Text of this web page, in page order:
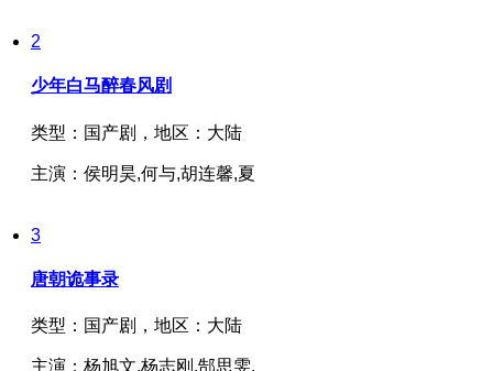
2
少年白马醉春风剧
类型： 国产剧， 地区： 大陆
主演： 侯明昊,何与,胡连馨,夏
3
唐朝诡事录
类型： 国产剧， 地区： 大陆
主演： 杨旭文,杨志刚,郜思雯,